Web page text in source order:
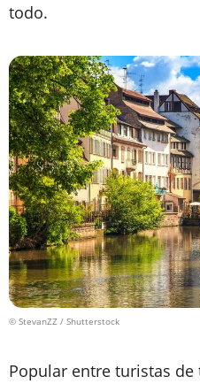
todo.
© StevanZZ / Shutterstock
Popular entre turistas